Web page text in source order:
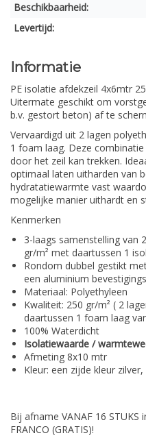
Beschikbaarheid:
Levertijd:
Informatie
PE isolatie afdekzeil 4x6mtr
Uitermate geschikt om
b.v. gestort beton) af te
Vervaardigd uit 2 lagen
1 foam laag. Deze
door het zeil kan trekken.
optimaal laten uitharden van
hydratatiewarmte vast
mogelijke manier uithardt en
Kenmerken
3-laags samenstelling van
gr/m² met daartussen 1
Rondom dubbel gestikt
een aluminium
Materiaal: Polyethyleen
Kwaliteit: 250 gr/m² ( 2
daartussen 1 foam laag
100% Waterdicht
Isolatiewaarde /
Afmeting 8x10 mtr
Kleur: een zijde kleur
Bij afname VANAF 16 STUKS
FRANCO (GRATIS)!